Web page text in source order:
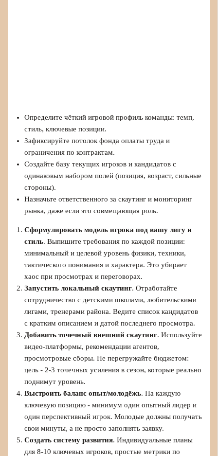
Определите чёткий игровой профиль команды: темп,
стиль, ключевые позиции.
Зафиксируйте потолок фонда оплаты труда и
ограничения по контрактам.
Создайте базу текущих игроков и кандидатов с
одинаковым набором полей (позиция, возраст, сильные
стороны).
Назначьте ответственного за скаутинг и мониторинг
рынка, даже если это совмещающая роль.
Сформулировать модель игрока под вашу лигу и
стиль. Выпишите требования по каждой позиции:
минимальный и целевой уровень физики, техники,
тактического понимания и характера. Это убирает
хаос при просмотрах и переговорах.
Запустить локальный скаутинг. Отработайте
сотрудничество с детскими школами, любительскими
лигами, тренерами района. Ведите список кандидатов
с кратким описанием и датой последнего просмотра.
Добавить точечный внешний скаутинг. Используйте
видео-платформы, рекомендации агентов,
просмотровые сборы. Не перегружайте бюджетом:
цель - 2-3 точечных усиления в сезон, которые реально
поднимут уровень.
Выстроить баланс опыт/молодёжь. На каждую
ключевую позицию - минимум один опытный лидер и
один перспективный игрок. Молодые должны получать
свои минуты, а не просто заполнять заявку.
Создать систему развития. Индивидуальные планы
для 8-10 ключевых игроков, простые метрики по